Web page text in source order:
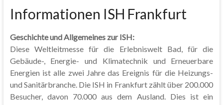
Informationen ISH Frankfurt
Geschichte und Allgemeines zur ISH:
Diese Weltleitmesse für die Erlebniswelt Bad, für die
Gebäude-, Energie- und Klimatechnik und Erneuerbare
Energien ist alle zwei Jahre das Ereignis für die Heizungs-
und Sanitärbranche. Die ISH in Frankfurt zählt über 200.000
Besucher, davon 70.000 aus dem Ausland. Dies ist ein